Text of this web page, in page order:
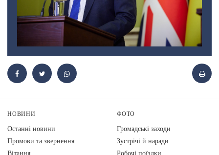
НОВИНИ
Останні новини
Промови та звернення
Вiтання
ФОТО
Громадські заходи
Зустрічі й наради
Робочі поїздки